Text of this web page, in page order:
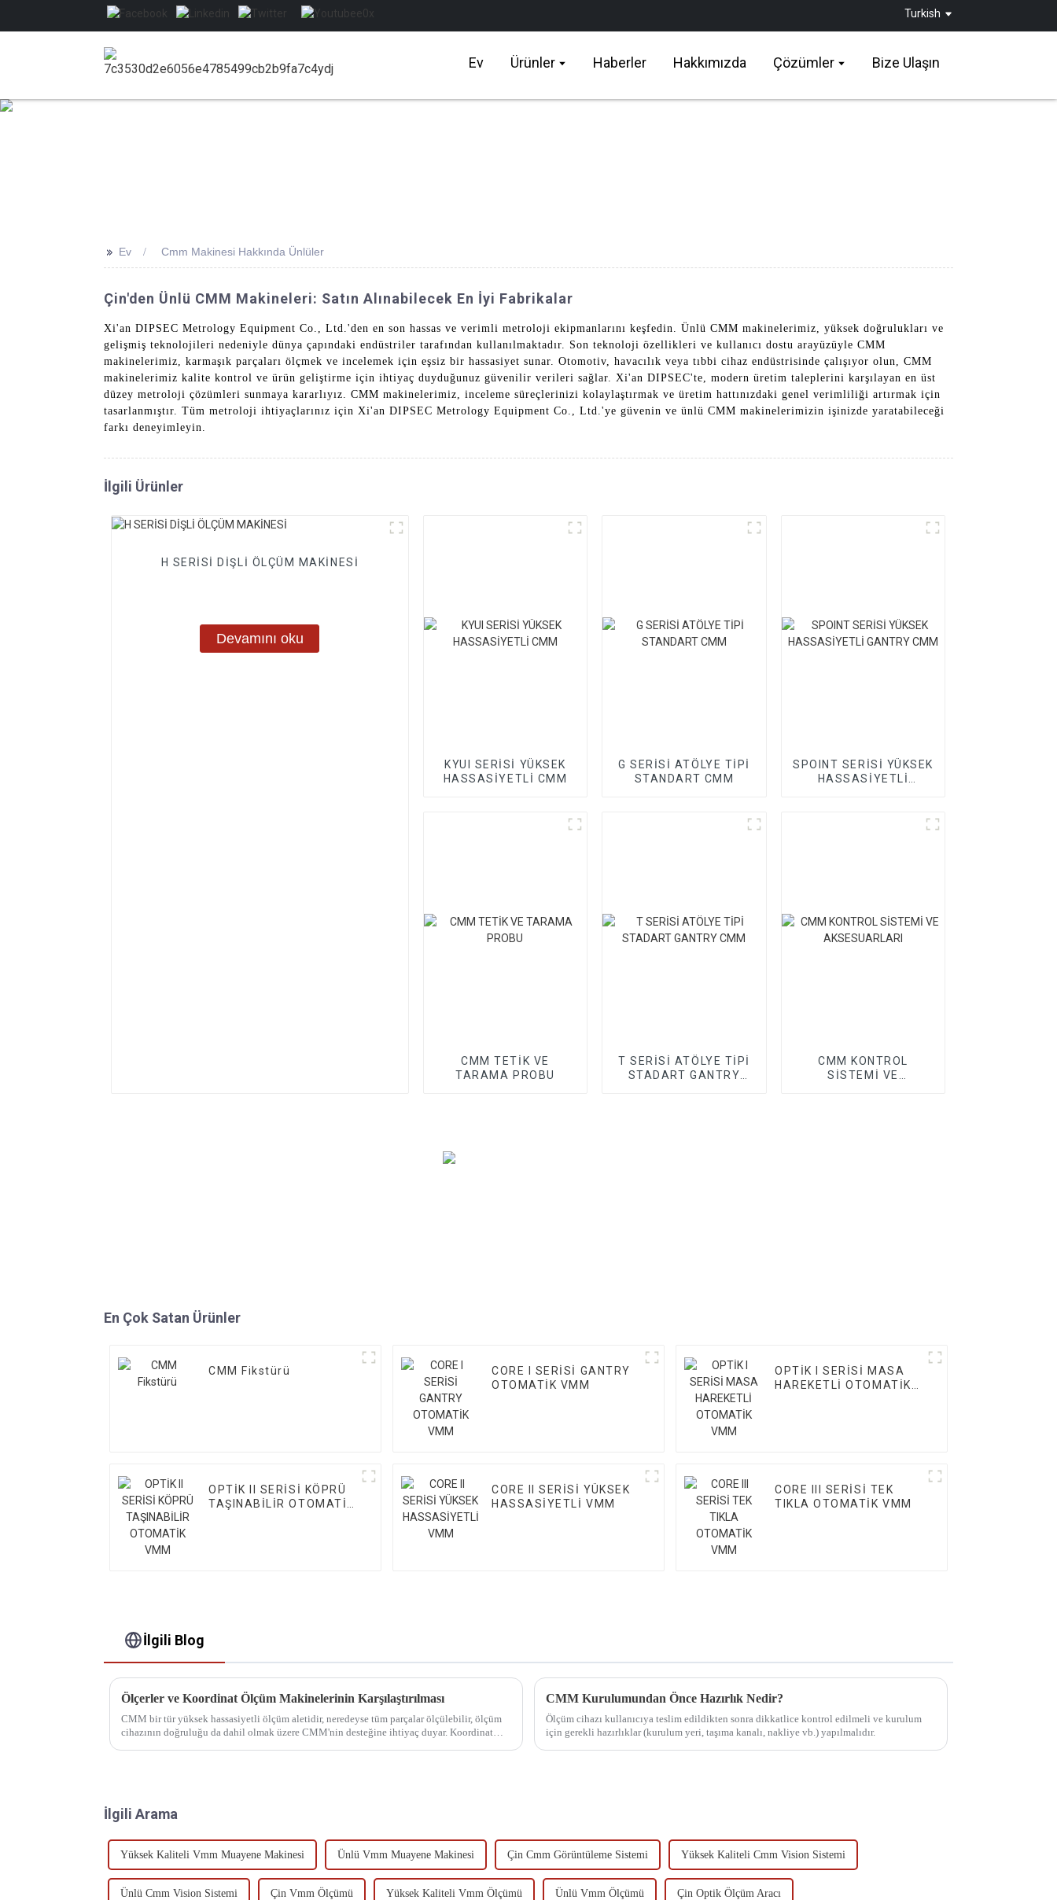
Turkish
Ev Ürünler Haberler Hakkımızda Çözümler Bize Ulaşın
>> Ev Cmm Makinesi Hakkında Ünlüler
Çin'den Ünlü CMM Makineleri: Satın Alınabilecek En İyi Fabrikalar
Xi'an DIPSEC Metrology Equipment Co., Ltd.'den en son hassas ve verimli metroloji ekipmanlarını keşfedin. Ünlü CMM makinelerimiz, yüksek doğrulukları ve
gelişmiş teknolojileri nedeniyle dünya çapındaki endüstriler tarafından kullanılmaktadır. Son teknoloji özellikleri ve kullanıcı dostu arayüzüyle CMM
makinelerimiz, karmaşık parçaları ölçmek ve incelemek için eşsiz bir hassasiyet sunar. Otomotiv, havacılık veya tıbbi cihaz endüstrisinde çalışıyor olun, CMM
makinelerimiz kalite kontrol ve ürün geliştirme için ihtiyaç duyduğunuz güvenilir verileri sağlar. Xi'an DIPSEC'te, modern üretim taleplerini karşılayan en üst
düzey metroloji çözümleri sunmaya kararlıyız. CMM makinelerimiz, inceleme süreçlerinizi kolaylaştırmak ve üretim hattınızdaki genel verimliliği artırmak için
tasarlanmıştır. Tüm metroloji ihtiyaçlarınız için Xi'an DIPSEC Metrology Equipment Co., Ltd.'ye güvenin ve ünlü CMM makinelerimizin işinizde yaratabileceği
farkı deneyimleyin.
İlgili Ürünler
H SERİSİ DİŞLİ ÖLÇÜM MAKİNESİ
Devamını oku
KYUI SERİSİ YÜKSEK
HASSASİYETLİ CMM
G SERİSİ ATÖLYE TİPİ
STANDART CMM
SPOINT SERİSİ YÜKSEK
HASSASİYETLİ
CMM TETİK VE
TARAMA PROBU
T SERİSİ ATÖLYE TİPİ
STADART GANTRY
CMM KONTROL
SİSTEMİ VE
En Çok Satan Ürünler
CMM Fikstürü
CORE I SERİSİ GANTRY
OTOMATİK VMM
OPTİK I SERİSİ MASA
HAREKETLİ OTOMATİK
OPTİK II SERİSİ KÖPRÜ
TAŞINABİLİR OTOMATİK
CORE II SERİSİ YÜKSEK
HASSASİYETLİ VMM
CORE III SERİSİ TEK
TIKLA OTOMATİK VMM
İlgili Blog
Ölçerler ve Koordinat Ölçüm Makinelerinin Karşılaştırılması
CMM bir tür yüksek hassasiyetli ölçüm aletidir, neredeyse tüm parçalar ölçülebilir, ölçüm
cihazının doğruluğu da dahil olmak üzere CMM'nin desteğine ihtiyaç duyar. Koordinat
CMM Kurulumundan Önce Hazırlık Nedir?
Ölçüm cihazı kullanıcıya teslim edildikten sonra dikkatlice kontrol edilmeli ve kurulum
için gerekli hazırlıklar (kurulum yeri, taşıma kanalı, nakliye vb.) yapılmalıdır.
İlgili Arama
Yüksek Kaliteli Vmm Muayene Makinesi Ünlü Vmm Muayene Makinesi Çin Cmm Görüntüleme Sistemi Yüksek Kaliteli Cmm Vision Sistemi
Ünlü Cmm Vision Sistemi Çin Vmm Ölçümü Yüksek Kaliteli Vmm Ölçümü Ünlü Vmm Ölçümü Çin Optik Ölçüm Aracı